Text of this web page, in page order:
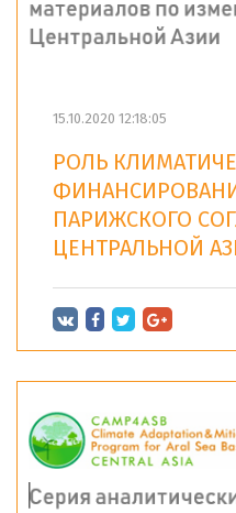
15.10.2020 12:18:05
РОЛЬ
ПАРИЖСКОГО
ЦЕНТРАЛЬНОЙ